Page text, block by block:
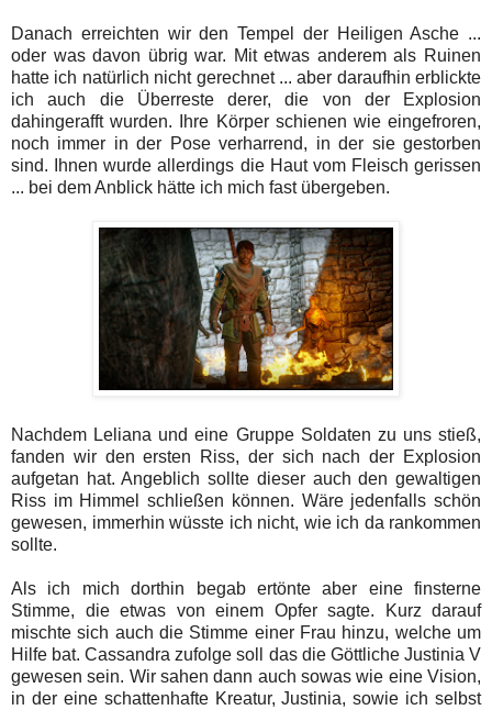
Danach erreichten wir den Tempel der Heiligen Asche ...
oder was davon übrig war. Mit etwas anderem als Ruinen
hatte ich natürlich nicht gerechnet ... aber daraufhin erblickte
ich auch die Überreste derer, die von der Explosion
dahingerafft wurden. Ihre Körper schienen wie eingefroren,
noch immer in der Pose verharrend, in der sie gestorben
sind. Ihnen wurde allerdings die Haut vom Fleisch gerissen
... bei dem Anblick hätte ich mich fast übergeben.
Nachdem Leliana und eine Gruppe Soldaten zu uns stieß,
fanden wir den ersten Riss, der sich nach der Explosion
aufgetan hat. Angeblich sollte dieser auch den gewaltigen
Riss im Himmel schließen können. Wäre jedenfalls schön
gewesen, immerhin wüsste ich nicht, wie ich da rankommen
sollte.
Als ich mich dorthin begab ertönte aber eine finsterne
Stimme, die etwas von einem Opfer sagte. Kurz darauf
mischte sich auch die Stimme einer Frau hinzu, welche um
Hilfe bat. Cassandra zufolge soll das die Göttliche Justinia V
gewesen sein. Wir sahen dann auch sowas wie eine Vision,
in der eine schattenhafte Kreatur, Justinia, sowie ich selbst